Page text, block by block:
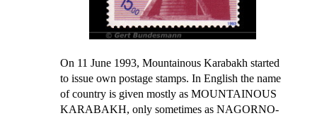
On 11 June 1993, Mountainous Karabakh started
to issue own postage stamps. In English the name
of country is given mostly as MOUNTAINOUS
KARABAKH, only sometimes as NAGORNO-